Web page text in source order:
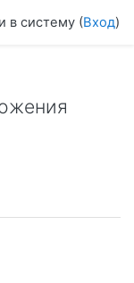
в систему (Вход)